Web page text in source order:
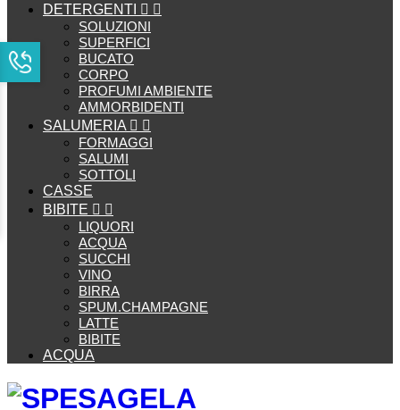
DETERGENTI  
SOLUZIONI
SUPERFICI
BUCATO
CORPO
PROFUMI AMBIENTE
AMMORBIDENTI
SALUMERIA  
FORMAGGI
SALUMI
SOTTOLI
CASSE
BIBITE  
LIQUORI
ACQUA
SUCCHI
VINO
BIRRA
SPUM.CHAMPAGNE
LATTE
BIBITE
ACQUA